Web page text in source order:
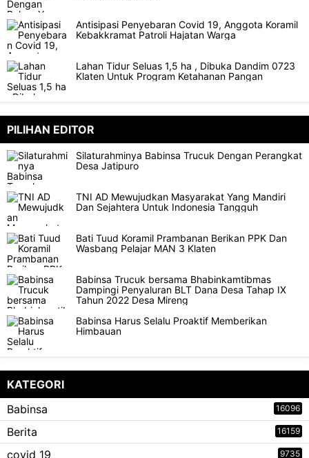
Antisipasi Penyebaran Covid 19, Anggota Koramil
Kebakkramat Patroli Hajatan Warga
Lahan Tidur Seluas 1,5 ha , Dibuka Dandim 0723
Klaten Untuk Program Ketahanan Pangan
PILIHAN EDITOR
Silaturahminya Babinsa Trucuk Dengan Perangkat
Desa Jatipuro
TNI AD Mewujudkan Masyarakat Yang Mandiri
Dan Sejahtera Untuk Indonesia Tangguh
Bati Tuud Koramil Prambanan Berikan PPK Dan
Wasbang Pelajar MAN 3 Klaten
Babinsa Trucuk bersama Bhabinkamtibmas
Dampingi Penyaluran BLT Dana Desa Tahap IX
Tahun 2022 Desa Mireng
Babinsa Harus Selalu Proaktif Memberikan
Himbauan
KATEGORI
Babinsa
16096
Berita 16159
covid 19 9735